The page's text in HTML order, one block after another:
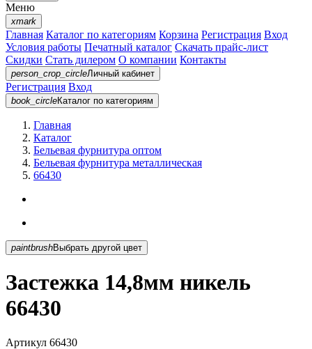
Меню
xmark
Главная Каталог по категориям Корзина Регистрация Вход
Условия работы Печатный каталог Скачать прайс-лист
Скидки Стать дилером О компании Контакты
person_crop_circleЛичный кабинет
Регистрация Вход
book_circleКаталог по категориям
Главная
Каталог
Бельевая фурнитура оптом
Бельевая фурнитура металлическая
66430
paintbrush Выбрать другой цвет
Застежка 14,8мм никель
66430
Артикул 66430